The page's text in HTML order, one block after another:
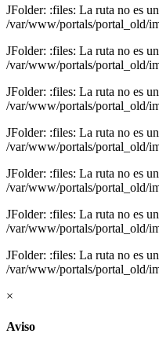
JFolder: :files: La ruta no es
/var/www/portals/portal_old/
JFolder: :files: La ruta no es
/var/www/portals/portal_old/
JFolder: :files: La ruta no es
/var/www/portals/portal_old/
JFolder: :files: La ruta no es
/var/www/portals/portal_old/
JFolder: :files: La ruta no es
/var/www/portals/portal_old/
JFolder: :files: La ruta no es
/var/www/portals/portal_old/
JFolder: :files: La ruta no es
/var/www/portals/portal_old/
×
Aviso